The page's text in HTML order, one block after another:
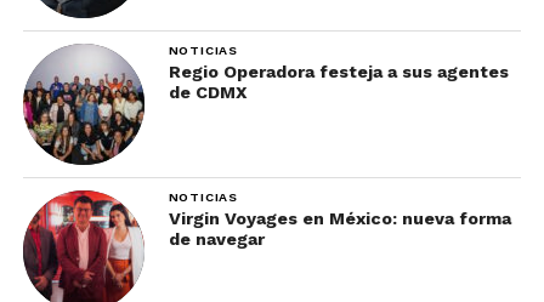
Los 139 metros cuadrados de las dos
Presidenciales
Océano Pacífico desde su balcón privado con
piscina. Estas suites de dos pisos cuentan con área
de estar, comedor y bar.
NOTICIAS
Regio Operadora festeja a sus agentes
de CDMX
NOTICIAS
Virgin Voyages en México: nueva forma
de navegar